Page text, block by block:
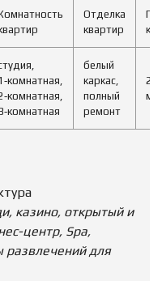
Отделка
квартир
белый
каркас,
полный
ремонт
м2
казино, открытый и
центр, Spa,
развлечений для